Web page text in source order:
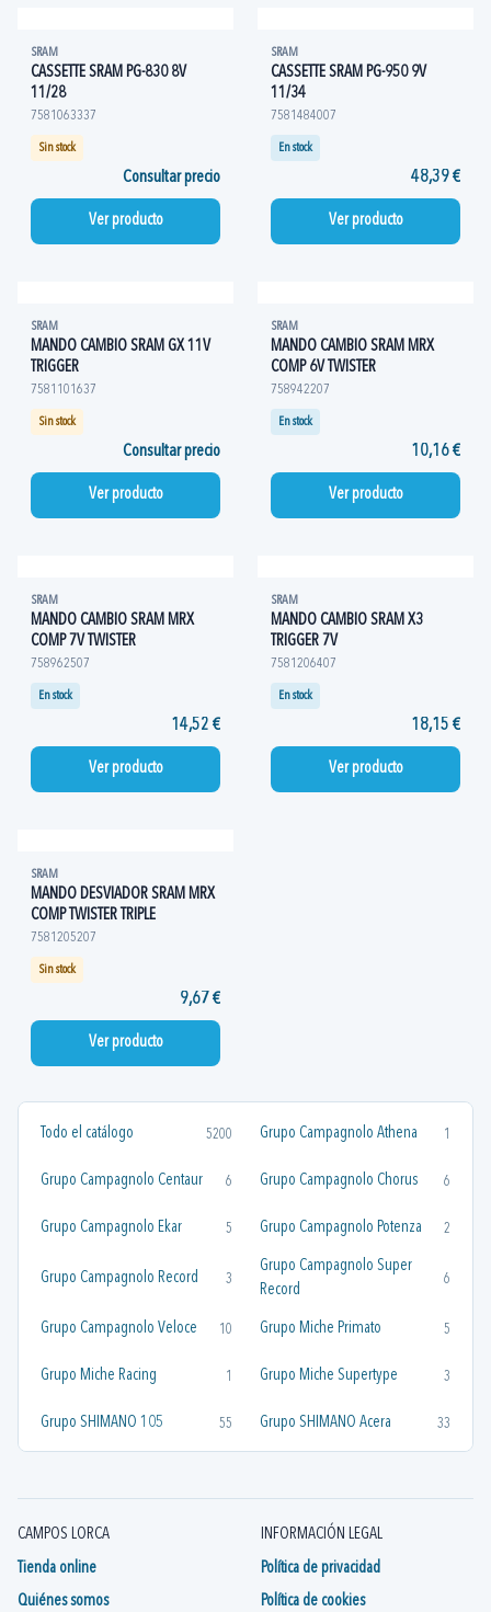
Todo el catálogo 5200 Grupo Campagnolo Athena 1
Grupo Campagnolo Centaur 6 Grupo Campagnolo Chorus 6
Grupo Campagnolo Ekar 5 Grupo Campagnolo Potenza 2
Grupo Campagnolo Record 3
Grupo Campagnolo Super
Record
6
Grupo Campagnolo Veloce 10 Grupo Miche Primato 5
Grupo Miche Racing 1 Grupo Miche Supertype 3
Grupo SHIMANO 105 55 Grupo SHIMANO Acera 33
Grupo SHIMANO CUES Grupo SHIMANO Deore
SRAM
CASSETTE SRAM PG-830 8V
11/28
7581063337
Sin stock
Consultar precio
Ver producto
SRAM
CASSETTE SRAM PG-950 9V
11/34
7581484007
En stock
48,39 €
Ver producto
SRAM
MANDO CAMBIO SRAM GX 11V
TRIGGER
7581101637
Sin stock
Consultar precio
Ver producto
SRAM
MANDO CAMBIO SRAM MRX
COMP 6V TWISTER
758942207
En stock
10,16 €
Ver producto
SRAM
MANDO CAMBIO SRAM MRX
COMP 7V TWISTER
758962507
En stock
14,52 €
Ver producto
SRAM
MANDO CAMBIO SRAM X3
TRIGGER 7V
7581206407
En stock
18,15 €
Ver producto
SRAM
MANDO DESVIADOR SRAM MRX
COMP TWISTER TRIPLE
7581205207
Sin stock
9,67 €
Ver producto
CAMPOS LORCA
Tienda online
Quiénes somos
INFORMACIÓN LEGAL
Política de privacidad
Política de cookies